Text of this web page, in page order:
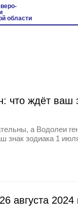
области
что ждёт ваш
а Водолеи
знак зодиака 1
августа 2024